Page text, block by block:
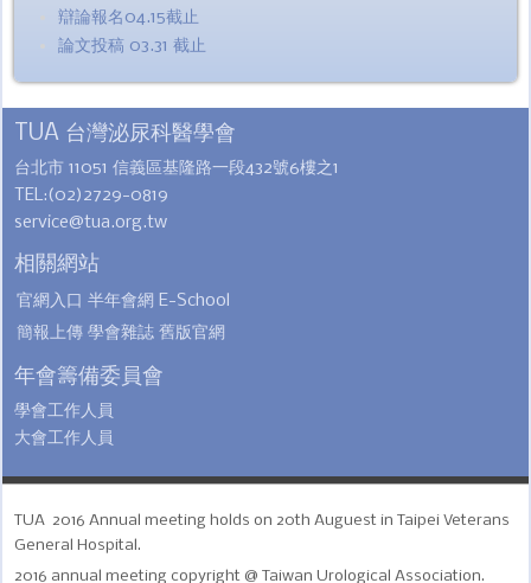
辯論報名04.15截止
論文投稿 03.31 截止
TUA 台灣泌尿科醫學會
台北市 11051 信義區基隆路一段432號6樓之1
TEL:(02)2729-0819
service@tua.org.tw
相關網站
官網入口 半年會網 E-School
簡報上傳 學會雜誌 舊版官網
年會籌備委員會
學會工作人員
大會工作人員
TUA 2016 Annual meeting holds on 20th Auguest in Taipei Veterans
General Hospital.
2016 annual meeting copyright @ Taiwan Urological Association.